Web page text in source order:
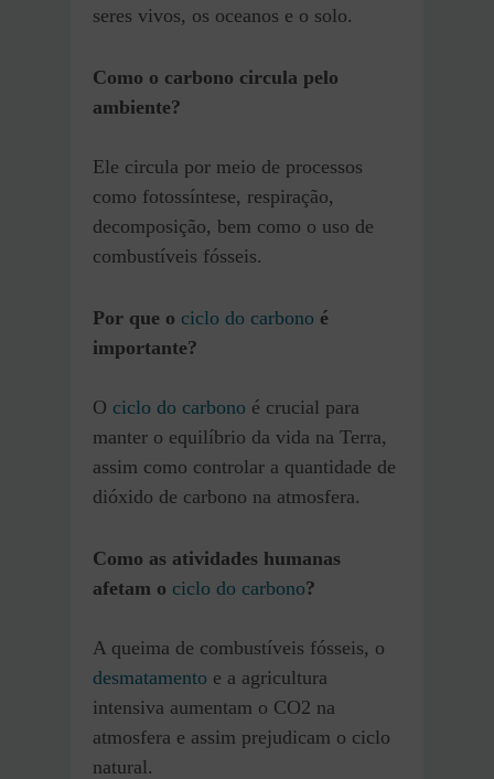
seres vivos, os oceanos e o solo.
Como o carbono circula pelo
ambiente?
Ele circula por meio de processos
como fotossíntese, respiração,
decomposição, bem como o uso de
combustíveis fósseis.
Por que o ciclo do carbono é
importante?
O ciclo do carbono é crucial para
manter o equilíbrio da vida na Terra,
assim como controlar a quantidade de
dióxido de carbono na atmosfera.
Como as atividades humanas
afetam o ciclo do carbono?
A queima de combustíveis fósseis, o
desmatamento e a agricultura
intensiva aumentam o CO2 na
atmosfera e assim prejudicam o ciclo
natural.